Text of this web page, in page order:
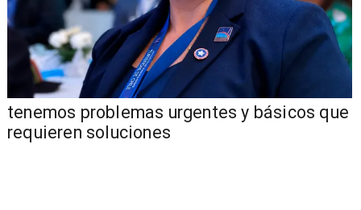
tenemos problemas urgentes y básicos que
requieren soluciones